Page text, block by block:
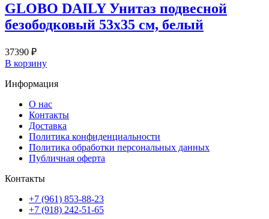
GLOBO DAILY Унитаз подвесной
безободковый 53х35 см, белый
37390 ₽
В корзину
Информация
О нас
Контакты
Доставка
Политика конфиденциальности
Политика обработки персональных данных
Публичная оферта
Контакты
+7 (961) 853-88-23
+7 (918) 242-51-65